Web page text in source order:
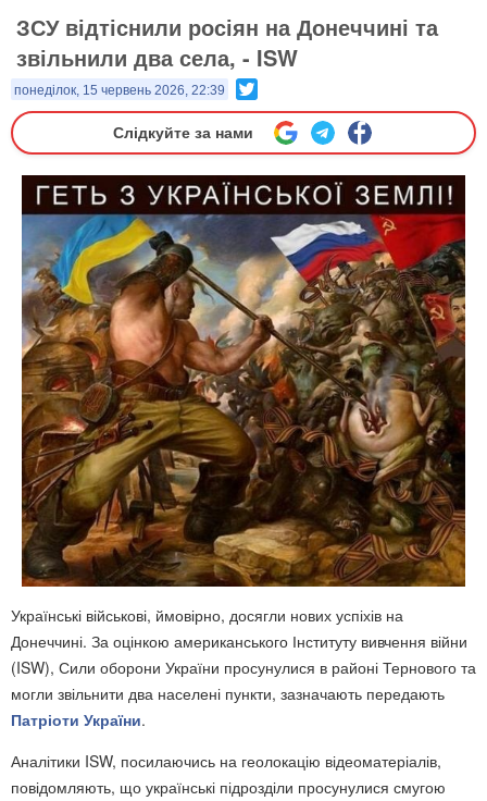
ЗСУ відтіснили росіян на Донеччині та
звільнили два села, - ISW
понеділок, 15 червень 2026, 22:39
Слідкуйте за нами
Українські військові, ймовірно, досягли нових успіхів на
Донеччині. За оцінкою американського Інституту вивчення війни
(ISW), Сили оборони України просунулися в районі Тернового та
могли звільнити два населені пункти, зазначають передають
Патріоти України.
Аналітики ISW, посилаючись на геолокацію відеоматеріалів,
повідомляють, що українські підрозділи просунулися смугою